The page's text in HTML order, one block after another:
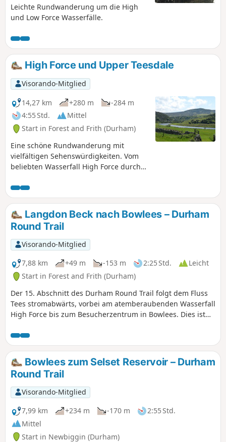
Leichte Rundwanderung um die High
und Low Force Wasserfälle.
High Force und Upper Teesdale
Visorando-Mitglied
14,27 km
+280 m
-284 m
4:55 Std.
Mittel
Start in Forest and Frith (Durham)
Eine schöne Rundwanderung mit
vielfältigen Sehenswürdigkeiten. Vom
beliebten Wasserfall High Force durch
eher öde Hochlandlandschaft von
Thistle Green, bevor es hinunter zum
Fluss Tees geht und man dessen Lauf
folgt, mit einer letzten Etappe durch
Ackerland.
Langdon Beck nach Bowlees – Durham
Round Trail
Visorando-Mitglied
7,88 km
+49 m -153 m 2:25 Std.
Leicht
Start in Forest and Frith (Durham)
Der 15. Abschnitt des Durham Round Trail folgt dem Fluss
Tees stromabwärts, vorbei am atemberaubenden Wasserfall
High Force bis zum Besucherzentrum in Bowlees. Dies ist
durch die Grafschaft Durham fließt.
Bowlees zum Selset Reservoir – Durham
Round Trail
Visorando-Mitglied
7,99 km
+234 m -170 m
2:55 Std.
Mittel
Start in Newbiggin (Durham)